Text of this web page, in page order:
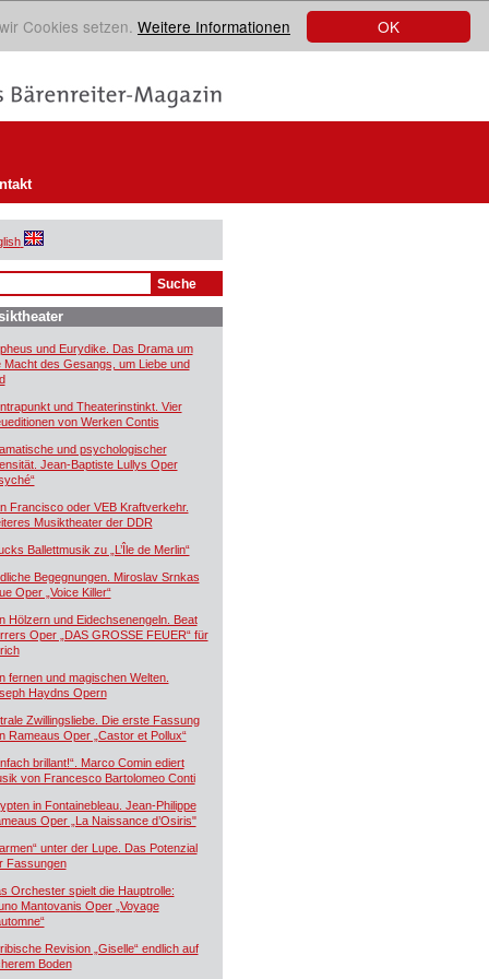
OK
Cookies setzen. Weitere Informationen
und Eurydike. Das Drama um
Macht des Gesangs, um Liebe und
und Theaterinstinkt. Vier
von Werken Contis
und psychologischer
Jean-Baptiste Lullys Oper
Francisco oder VEB Kraftverkehr.
Musiktheater der DDR
Ballettmusik zu „L’Île de Merlin“
Begegnungen. Miroslav Srnkas
Oper „Voice Killer“
Hölzern und Eidechsenengeln. Beat
Oper „DAS GROSSE FEUER“ für
fernen und magischen Welten.
Haydns Opern
Zwillingsliebe. Die erste Fassung
Rameaus Oper „Castor et Pollux“
brillant!“. Marco Comin ediert
von Francesco Bartolomeo Conti
in Fontainebleau. Jean-Philippe
Oper „La Naissance d’Osiris"
unter der Lupe. Das Potenzial
Fassungen
Orchester spielt die Hauptrolle:
Mantovanis Oper „Voyage
Revision „Giselle“ endlich auf
Boden